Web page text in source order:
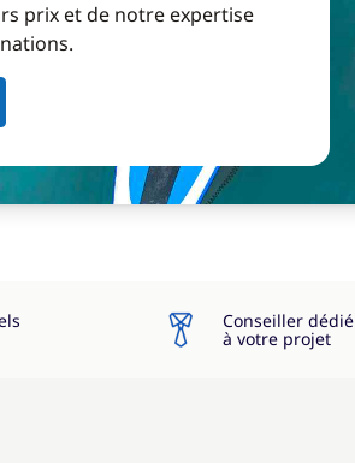
prix et de notre expertise
Conseiller dédié
à votre projet